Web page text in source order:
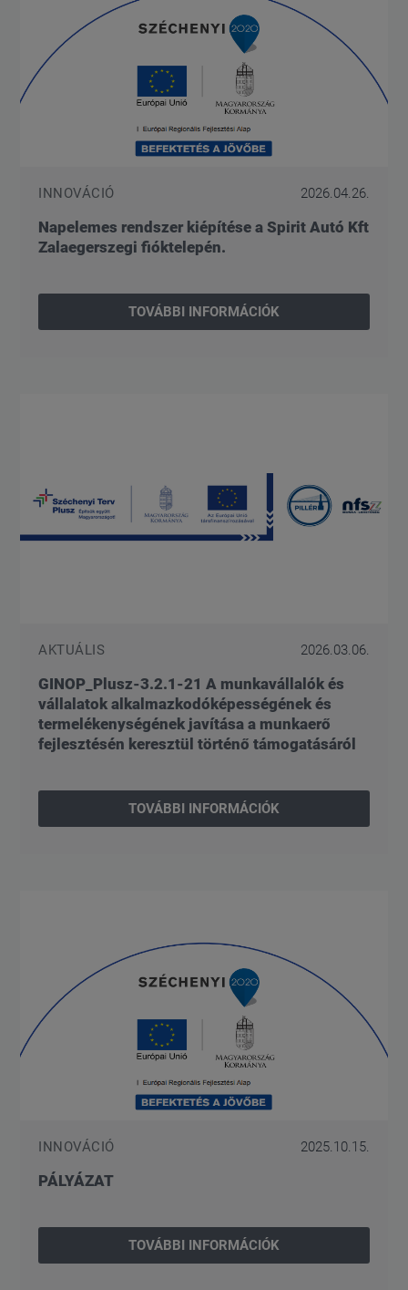
INNOVÁCIÓ 2026.04.26.
Napelemes rendszer kiépítése a Spirit Autó Kft
Zalaegerszegi fióktelepén.
TOVÁBBI INFORMÁCIÓK
AKTUÁLIS 2026.03.06.
GINOP_Plusz-3.2.1-21 A munkavállalók és
vállalatok alkalmazkodóképességének és
termelékenységének javítása a munkaerő
fejlesztésén keresztül történő támogatásáról
TOVÁBBI INFORMÁCIÓK
INNOVÁCIÓ 2025.10.15.
PÁLYÁZAT
TOVÁBBI INFORMÁCIÓK